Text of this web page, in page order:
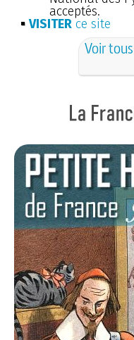
acceptés.
VISITER ce site
Voir